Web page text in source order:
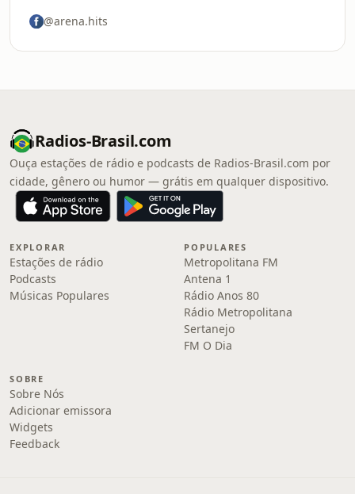
@arena.hits
Radios-Brasil.com
Ouça estações de rádio e podcasts de Radios-Brasil.com por
cidade, gênero ou humor — grátis em qualquer dispositivo.
EXPLORAR
Estações de rádio
Podcasts
Músicas Populares
POPULARES
Metropolitana FM
Antena 1
Rádio Anos 80
Rádio Metropolitana
Sertanejo
FM O Dia
SOBRE
Sobre Nós
Adicionar emissora
Widgets
Feedback